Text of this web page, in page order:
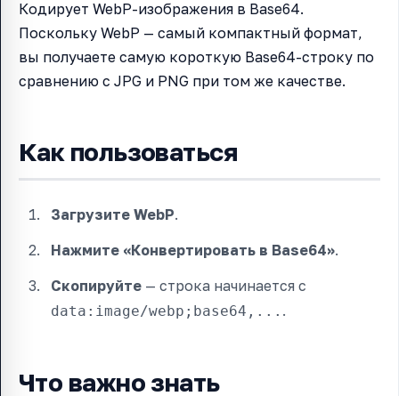
Кодирует WebP-изображения в Base64.
Поскольку WebP — самый компактный формат,
вы получаете самую короткую Base64-строку по
сравнению с JPG и PNG при том же качестве.
Как пользоваться
Загрузите WebP.
Нажмите «Конвертировать в Base64».
Скопируйте — строка начинается с
data:image/webp;base64,... .
Что важно знать